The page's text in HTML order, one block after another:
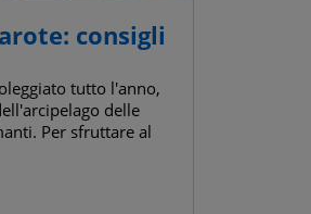
consigli
tutto l'anno,
delle
Per sfruttare al